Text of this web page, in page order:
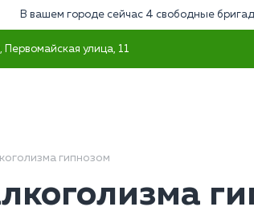
В вашем городе сейчас 4 свободные
улица, 11
гипнозом